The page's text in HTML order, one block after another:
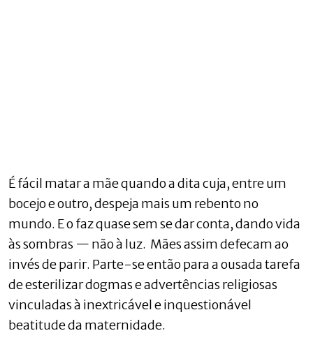
É fácil matar a mãe quando a dita cuja, entre um
bocejo e outro, despeja mais um rebento no
mundo. E o faz quase sem se dar conta, dando vida
às sombras — não à luz. Mães assim defecam ao
invés de parir. Parte-se então para a ousada tarefa
de esterilizar dogmas e advertências religiosas
vinculadas à inextricável e inquestionável
beatitude da maternidade.